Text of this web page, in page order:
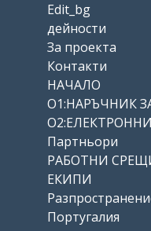
Edit_bg
дейности
За проекта
Контакти
НАЧАЛО
О1:НАРЪЧНИК
Партньори
РАБОТНИ
ЕКИПИ
Португалия